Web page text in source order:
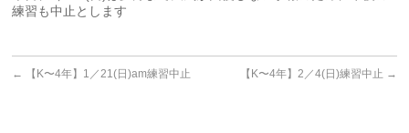
練習も中止とします
← 【K〜4年】1／21(日)am練習中止 【K〜4年】2／4(日)練習中止 →